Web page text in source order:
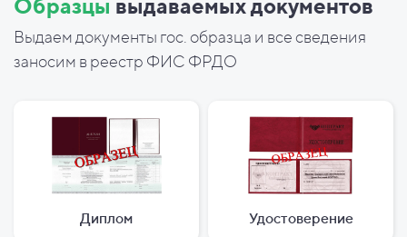
Выдаем документы гос. образца и все сведения
заносим в реестр ФИС ФРДО
Диплом Удостоверение